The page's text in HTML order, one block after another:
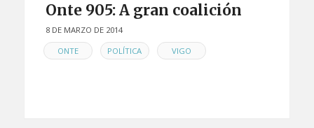
Onte 905: A gran coalición
8 DE MARZO DE 2014
EN
ONTE , POLÍTICA , VIGO